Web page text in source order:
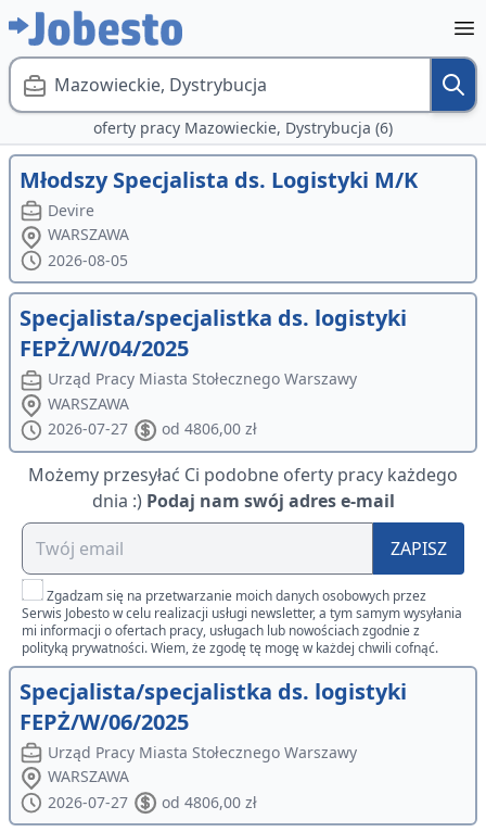
Mazowieckie, Dystrybucja
oferty pracy Mazowieckie, Dystrybucja (6)
Młodszy Specjalista ds. Logistyki M/K
Devire
WARSZAWA
2026-08-05
Specjalista/specjalistka ds. logistyki
FEPŻ/W/04/2025
Urząd Pracy Miasta Stołecznego Warszawy
WARSZAWA
2026-07-27
od 4806,00 zł
Możemy przesyłać Ci podobne oferty pracy każdego
dnia :) Podaj nam swój adres e-mail
ZAPISZ
Zgadzam się na przetwarzanie moich danych osobowych przez
Serwis Jobesto w celu realizacji usługi newsletter, a tym samym wysyłania
mi informacji o ofertach pracy, usługach lub nowościach zgodnie z
polityką prywatności. Wiem, że zgodę tę mogę w każdej chwili cofnąć.
Specjalista/specjalistka ds. logistyki
FEPŻ/W/06/2025
Urząd Pracy Miasta Stołecznego Warszawy
WARSZAWA
2026-07-27
od 4806,00 zł